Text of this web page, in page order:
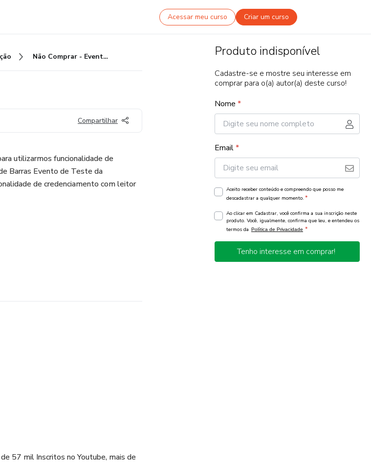
Acessar meu curso Criar um curso
Não Comprar - Evento Uni Teste
Compartilhar
utilizarmos funcionalidade de
Barras Evento de Teste da
de credenciamento com leitor
57 mil Inscritos no Youtube, mais de
Produto indisponível
Cadastre-se e mostre seu interesse em
comprar para o(a) autor(a) deste curso!
Nome *
Email*
Aceito receber conteúdo e compreendo que posso me
descadastrar a qualquer momento. *
Ao clicar em Cadastrar, você confirma a sua inscrição neste
produto. Você, igualmente, confirma que leu, e entendeu os
termos da Política de Privacidade *
Tenho interesse em comprar!